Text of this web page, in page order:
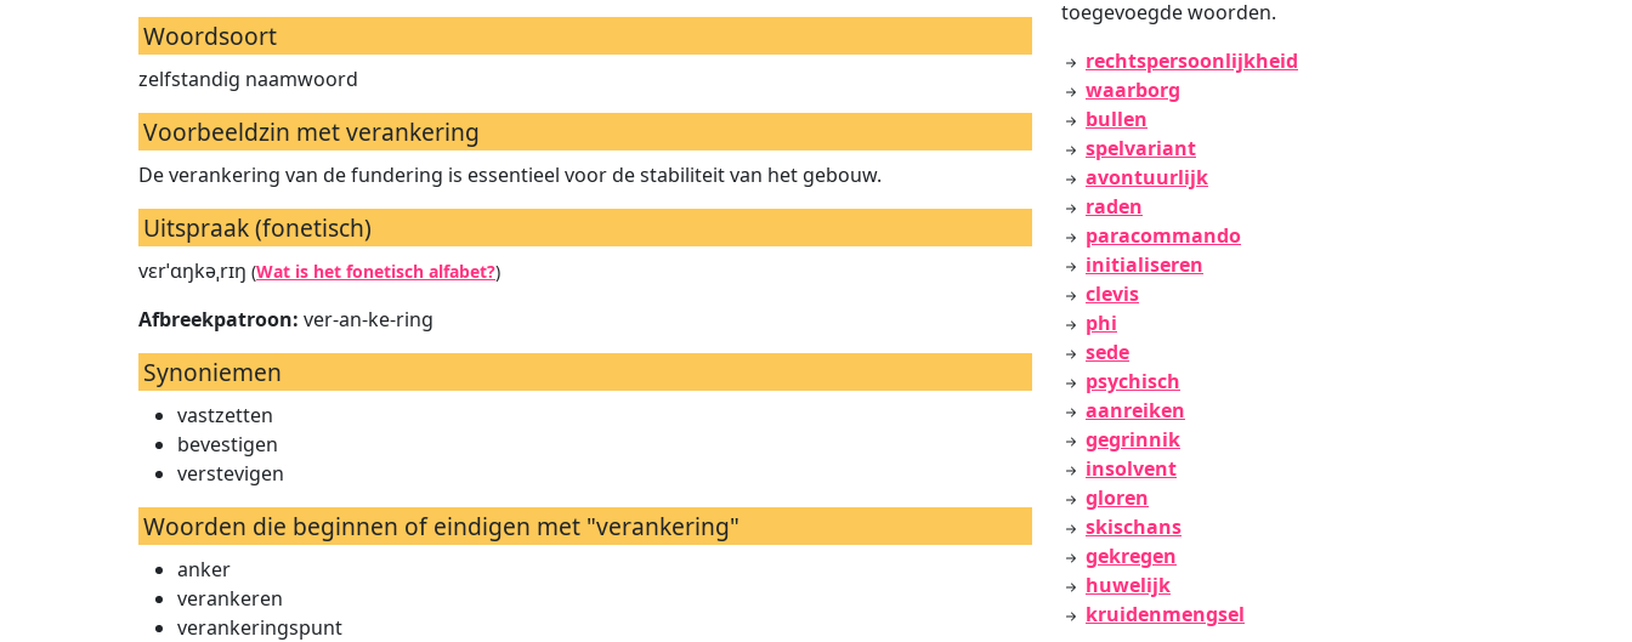
Woordsoort
zelfstandig naamwoord
Voorbeeldzin met verankering
De verankering van de fundering is essentieel voor de stabiliteit van het gebouw.
Uitspraak (fonetisch)
vɛrˈɑŋkəˌrɪŋ (Wat is het fonetisch alfabet?)
Afbreekpatroon: ver-an-ke-ring
Synoniemen
vastzetten
bevestigen
verstevigen
Woorden die beginnen of eindigen met "verankering"
anker
verankeren
verankeringspunt
toegevoegde woorden.
rechtspersoonlijkheid
waarborg
bullen
spelvariant
avontuurlijk
raden
paracommando
initialiseren
clevis
phi
sede
psychisch
aanreiken
gegrinnik
insolvent
gloren
skischans
gekregen
huwelijk
kruidenmengsel